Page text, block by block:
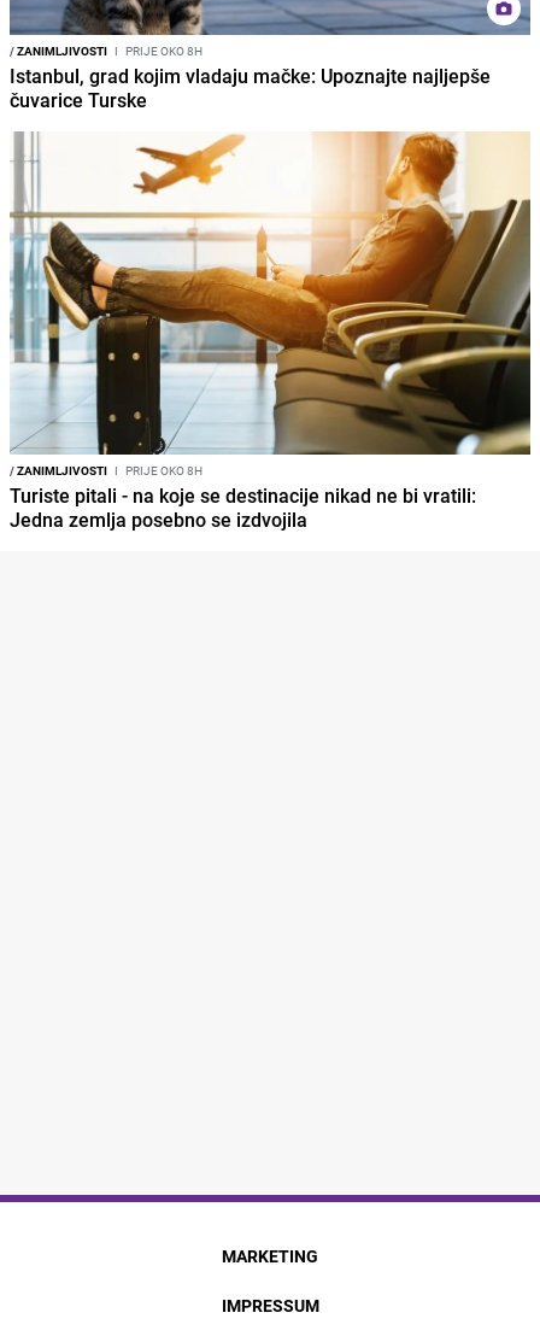
/ZANIMLJIVOSTI I PRIJE OKO 8H
Istanbul, grad kojim vladaju mačke: Upoznajte najljepše
čuvarice Turske
/ZANIMLJIVOSTI I PRIJE OKO 8H
Turiste pitali - na koje se destinacije nikad ne bi vratili:
Jedna zemlja posebno se izdvojila
MARKETING
IMPRESSUM